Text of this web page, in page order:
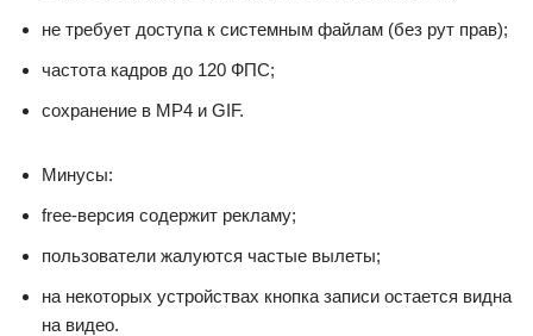
не требует доступа к системным файлам (без рут прав);
частота кадров до 120 ФПС;
сохранение в MP4 и GIF.
Минусы:
free-версия содержит рекламу;
пользователи жалуются частые вылеты;
на некоторых устройствах кнопка записи остается видна
на видео.